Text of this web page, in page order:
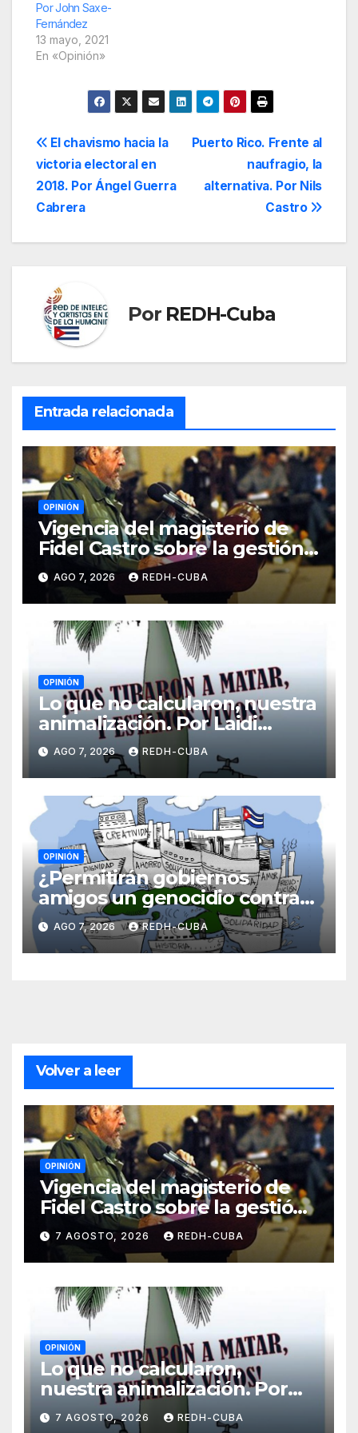
Por John Saxe-
Fernández
13 mayo, 2021
En «Opinión»
Navegación
de
entradas
Puerto Rico. Frente al
naufragio, la
alternativa. Por Nils
Castro
El chavismo hacia la
victoria electoral en
2018. Por Ángel Guerra
Cabrera
Por REDH-Cuba
Entrada relacionada
OPINIÓN
Vigencia del magisterio de
Fidel Castro sobre la gestión
del liderazgo revolucionario.
Por Jorge Luís Guach Estévez
AGO 7, 2026 REDH-CUBA
OPINIÓN
Lo que no calcularon, nuestra
animalización. Por Laidi
Fernández de Juan
AGO 7, 2026 REDH-CUBA
OPINIÓN
¿Permitirán gobiernos
amigos un genocidio contra
Cuba? Por Hedelberto López
Blanch
AGO 7, 2026 REDH-CUBA
Volver a leer
OPINIÓN
Vigencia del magisterio de
Fidel Castro sobre la gestión
del liderazgo revolucionario.
Por Jorge Luís Guach Estévez
7 AGOSTO, 2026 REDH-CUBA
OPINIÓN
Lo que no calcularon,
nuestra animalización. Por
Laidi Fernández de Juan
7 AGOSTO, 2026 REDH-CUBA